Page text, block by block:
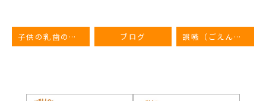
子供の乳歯の虫歯が神経まで広がった場合、神経を取ることはあるのか？ ブログ 誤嚥（ごえん）とは？高齢者にとっての誤嚥とその予防方法について